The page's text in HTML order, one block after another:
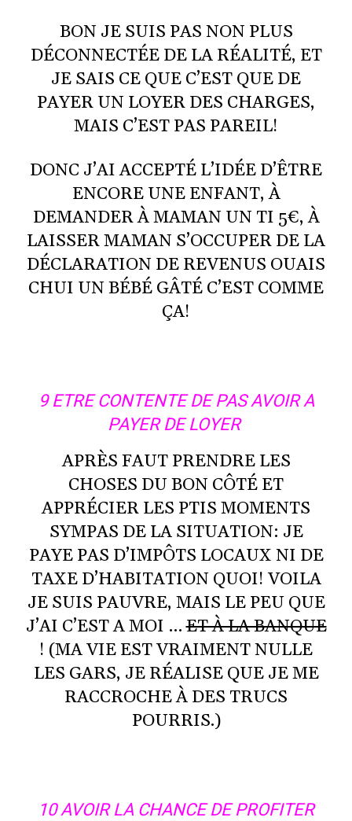
BON JE SUIS PAS NON PLUS
DÉCONNECTÉE DE LA RÉALITÉ, ET
JE SAIS CE QUE C’EST QUE DE
PAYER UN LOYER DES CHARGES,
MAIS C’EST PAS PAREIL!
DONC J’AI ACCEPTÉ L’IDÉE D’ÊTRE
ENCORE UNE ENFANT, À
DEMANDER À MAMAN UN TI 5€, À
LAISSER MAMAN S’OCCUPER DE LA
DÉCLARATION DE REVENUS OUAIS
CHUI UN BÉBÉ GÂTÉ C’EST COMME
ÇA!
9 ETRE CONTENTE DE PAS AVOIR A
PAYER DE LOYER
APRÈS FAUT PRENDRE LES
CHOSES DU BON CÔTÉ ET
APPRÉCIER LES PTIS MOMENTS
SYMPAS DE LA SITUATION: JE
PAYE PAS D’IMPÔTS LOCAUX NI DE
TAXE D’HABITATION QUOI! VOILA
JE SUIS PAUVRE, MAIS LE PEU QUE
J’AI C’EST A MOI …ET À LA BANQUE
! (MA VIE EST VRAIMENT NULLE
LES GARS, JE RÉALISE QUE JE ME
RACCROCHE À DES TRUCS
POURRIS.)
10 AVOIR LA CHANCE DE PROFITER